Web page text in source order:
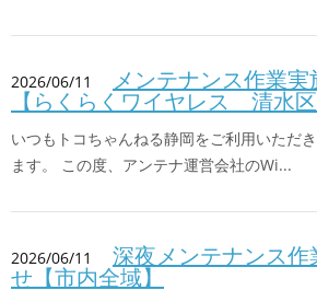
2026/06/11 メンテナンス作業
【らくらくワイヤレス 清水
いつもトコちゃんねる静岡をご利用いただ
ます。 この度、アンテナ運営会社のWi...
2026/06/11 深夜メンテナンス作
せ【市内全域】